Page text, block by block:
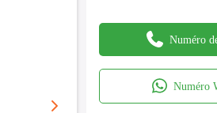
Numéro
Numéro